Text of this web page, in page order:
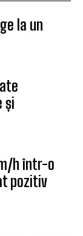
la un
și
h într-o
pozitiv